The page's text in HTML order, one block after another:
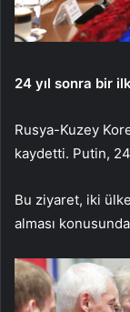
24 yıl sonra bir
Rusya-Kuzey
kaydetti. Putin,
Bu ziyaret, iki
alması